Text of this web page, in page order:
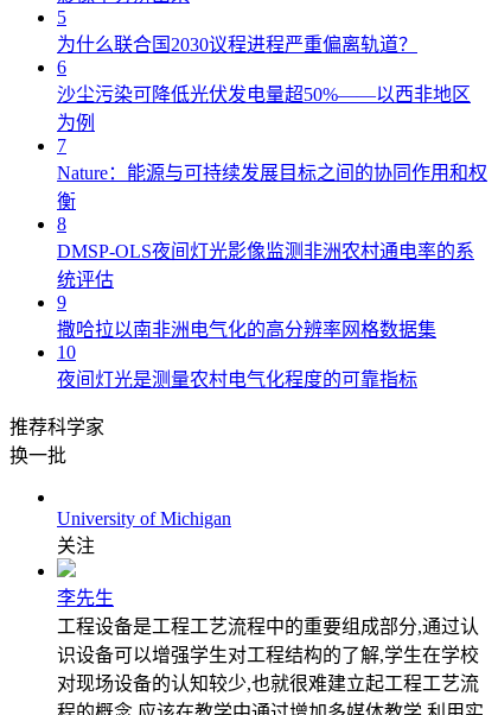
5
为什么联合国2030议程进程严重偏离轨道？
6
沙尘污染可降低光伏发电量超50%——以西非地区
为例
7
Nature：能源与可持续发展目标之间的协同作用和权
衡
8
DMSP-OLS夜间灯光影像监测非洲农村通电率的系
统评估
9
撒哈拉以南非洲电气化的高分辨率网格数据集
10
夜间灯光是测量农村电气化程度的可靠指标
推荐科学家
换一批
University of Michigan
关注
李先生
工程设备是工程工艺流程中的重要组成部分,通过认
识设备可以增强学生对工程结构的了解,学生在学校
对现场设备的认知较少,也就很难建立起工程工艺流